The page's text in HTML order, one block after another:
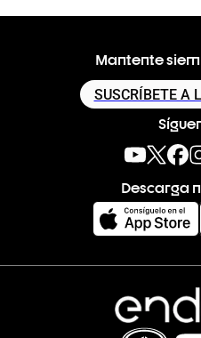
Mantente
SUSCRÍBETE A
Descarga